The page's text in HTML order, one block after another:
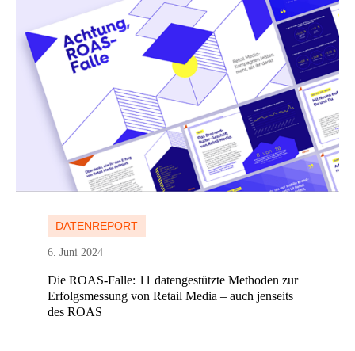
DATENREPORT
6. Juni 2024
Die ROAS-Falle: 11 datengestützte Methoden zur
Erfolgsmessung von Retail Media – auch jenseits
des ROAS